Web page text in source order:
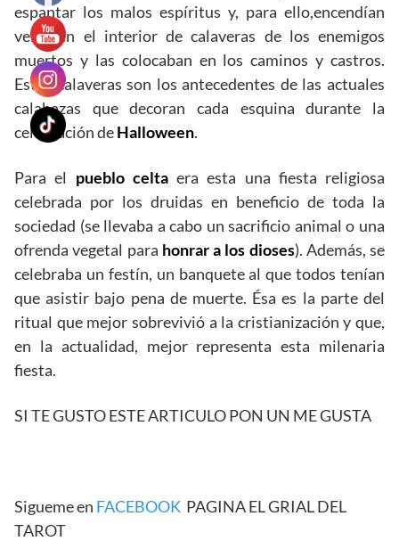
espantar los malos espíritus y, para ello,encendían
velas en el interior de calaveras de los enemigos
muertos y las colocaban en los caminos y castros.
Estas calaveras son los antecedentes de las actuales
calabazas que decoran cada esquina durante la
celebración deHalloween.
Para el pueblo celtaera esta una fiesta religiosa
celebrada por los druidas en beneficio de toda la
sociedad (se llevaba a cabo un sacrificio animal o una
ofrenda vegetal para honrar a los dioses). Además, se
celebraba un festín, un banquete al que todos tenían
que asistir bajo pena de muerte. Ésa es la parte del
ritual que mejor sobrevivió a la cristianización y que,
en la actualidad, mejor representa esta milenaria
fiesta.
SI TE GUSTO ESTE ARTICULO PON UN ME GUSTA
Sigueme en FACEBOOK PAGINA EL GRIAL DEL
TAROT